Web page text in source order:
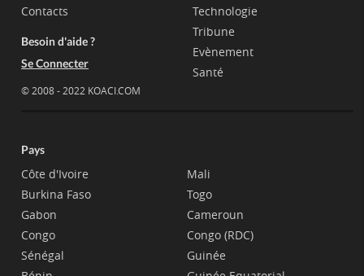
Contacts
Besoin d'aide ?
Se Connecter
© 2008 - 2022 KOACI.COM
Technologie
Tribune
Evènement
Santé
Pays
Côte d'Ivoire
Burkina Faso
Gabon
Congo
Sénégal
Mali
Togo
Cameroun
Congo (RDC)
Guinée